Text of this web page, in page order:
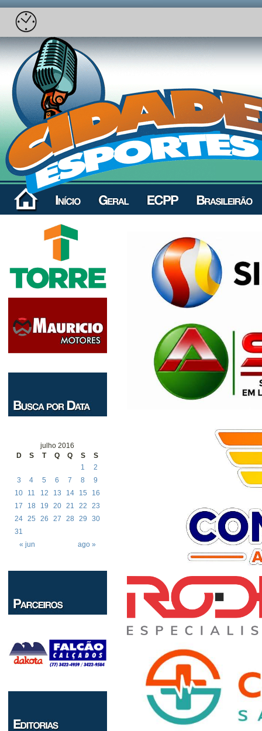
julho 2016
D
S T Q Q S S
« jun ago »
1
2
3
4 5 6 7 8
9
10
11 12 13 14 15
16
17
18 19 20 21 22
23
24 25 26 27 28 29
30
31